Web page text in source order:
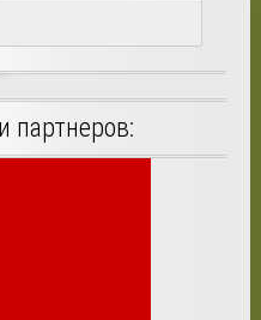
партнеров: